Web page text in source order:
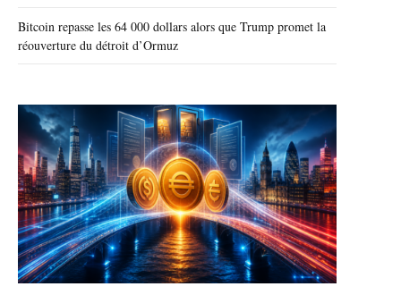
Bitcoin repasse les 64 000 dollars alors que Trump promet la
réouverture du détroit d’Ormuz